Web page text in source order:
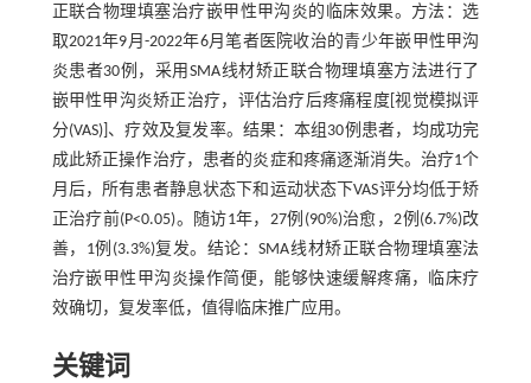
正联合物理填塞治疗嵌甲性甲沟炎的临床效果。方法：选
取2021年9月-2022年6月笔者医院收治的青少年嵌甲性甲沟
炎患者30例，采用SMA线材矫正联合物理填塞方法进行了
嵌甲性甲沟炎矫正治疗，评估治疗后疼痛程度[视觉模拟评
分(VAS)]、疗效及复发率。结果：本组30例患者，均成功完
成此矫正操作治疗，患者的炎症和疼痛逐渐消失。治疗1个
月后，所有患者静息状态下和运动状态下VAS评分均低于矫
正治疗前(P<0.05)。随访1年，27例(90%)治愈，2例(6.7%)改
善，1例(3.3%)复发。结论：SMA线材矫正联合物理填塞法
治疗嵌甲性甲沟炎操作简便，能够快速缓解疼痛，临床疗
效确切，复发率低，值得临床推广应用。
关键词